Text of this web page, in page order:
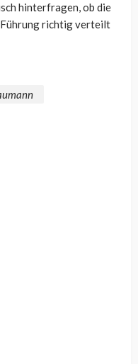
hinterfragen, ob die
richtig verteilt